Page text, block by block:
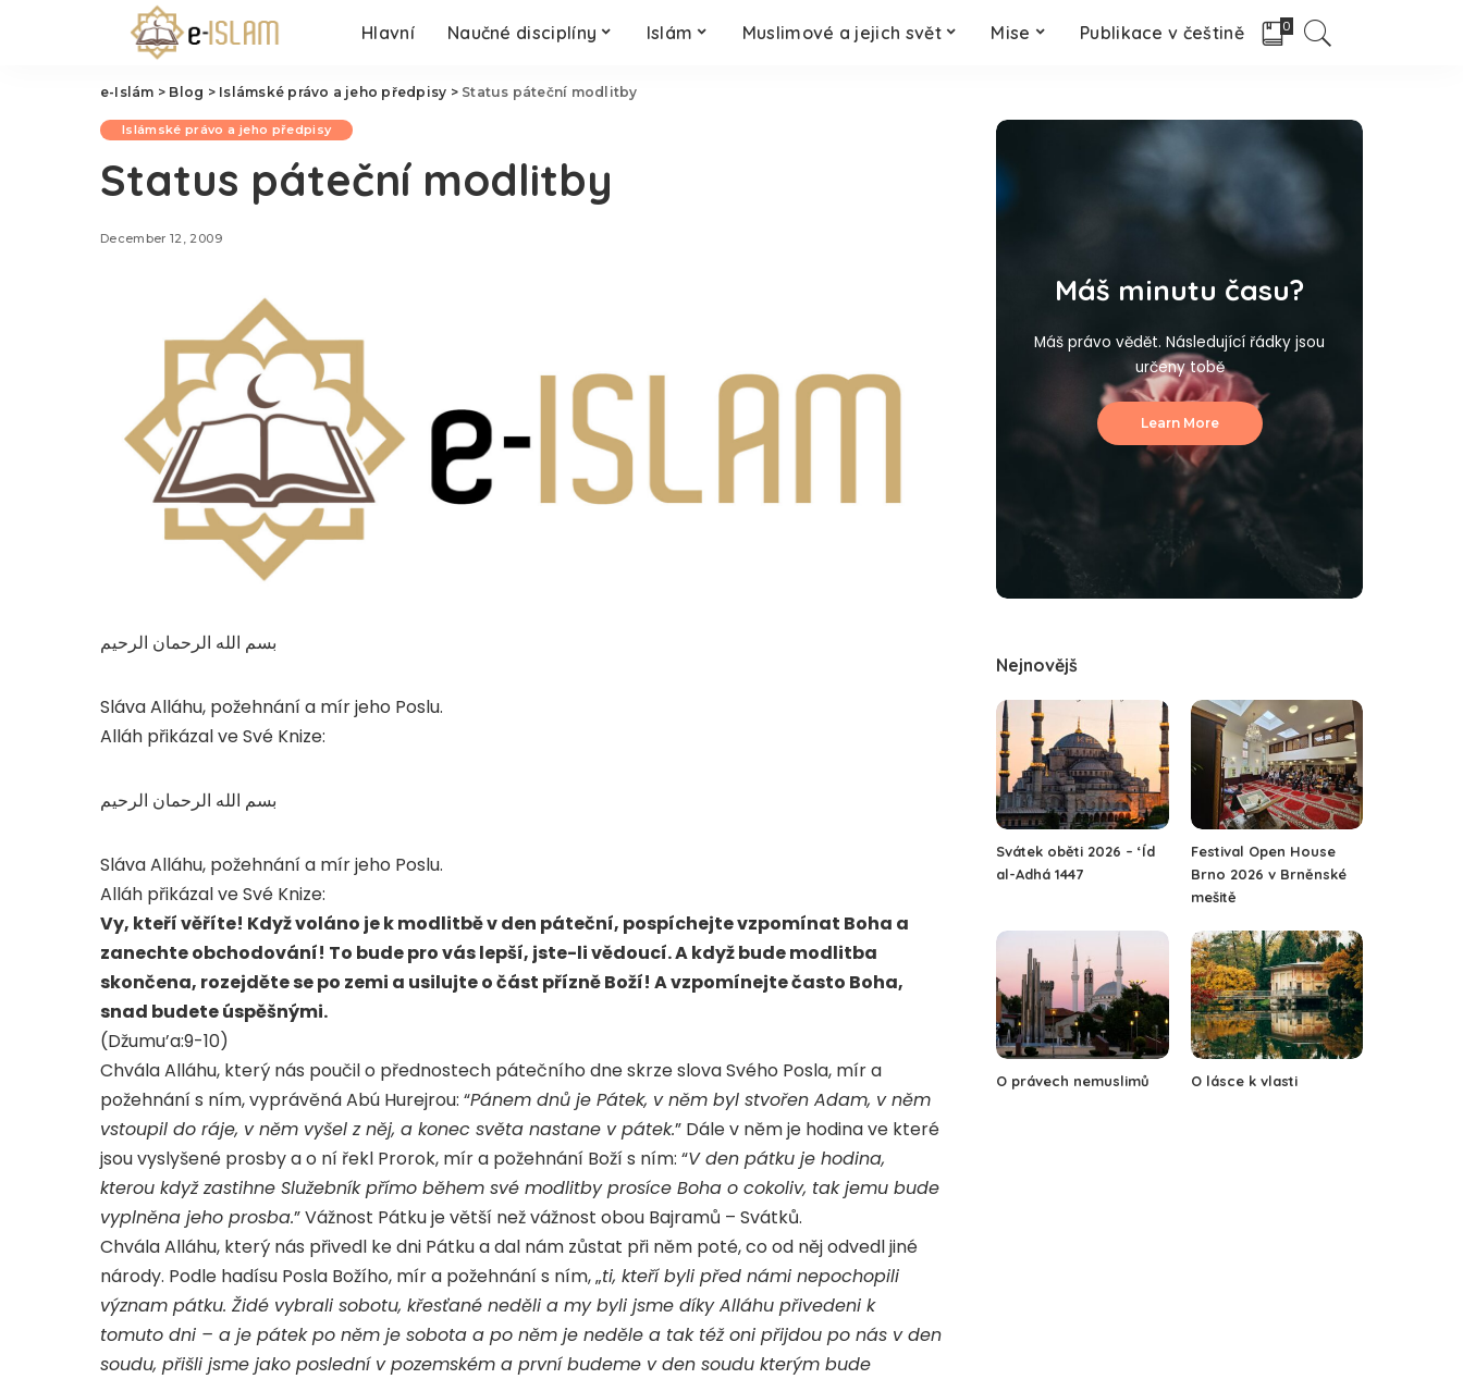
Hlavní Naučné disciplíny Islám Muslimové a jejich svět Mise Publikace v češtině 0
e-Islám > Blog > Islámské právo a jeho předpisy > Status páteční modlitby
Islámské právo a jeho předpisy
Status páteční modlitby
December 12, 2009
بسم الله الرحمان الرحيم
Sláva Alláhu, požehnání a mír jeho Poslu.
Alláh přikázal ve Své Knize:
بسم الله الرحمان الرحيم
Sláva Alláhu, požehnání a mír jeho Poslu.
Alláh přikázal ve Své Knize:
Vy, kteří věříte! Když voláno je k modlitbě v den páteční, pospíchejte vzpomínat Boha a
zanechte obchodování! To bude pro vás lepší, jste-li vědoucí. A když bude modlitba
skončena, rozejděte se po zemi a usilujte o část přízně Boží! A vzpomínejte často Boha,
snad budete úspěšnými.
(Džumu’a:9-10)
Chvála Alláhu, který nás poučil o přednostech pátečního dne skrze slova Svého Posla, mír a
požehnání s ním, vyprávěná Abú Hurejrou: “Pánem dnů je Pátek, v něm byl stvořen Adam, v něm
vstoupil do ráje, v něm vyšel z něj, a konec světa nastane v pátek.” Dále v něm je hodina ve které
jsou vyslyšené prosby a o ní řekl Prorok, mír a požehnání Boží s ním: “V den pátku je hodina,
kterou když zastihne Služebník přímo během své modlitby prosíce Boha o cokoliv, tak jemu bude
vyplněna jeho prosba.” Vážnost Pátku je větší než vážnost obou Bajramů – Svátků.
Chvála Alláhu, který nás přivedl ke dni Pátku a dal nám zůstat při něm poté, co od něj odvedl jiné
národy. Podle hadísu Posla Božího, mír a požehnání s ním, „ti, kteří byli před námi nepochopili
význam pátku. Židé vybrali sobotu, křesťané neděli a my byli jsme díky Alláhu přivedeni k
tomuto dni – a je pátek po něm je sobota a po něm je neděle a tak též oni přijdou po nás v den
soudu, přišli jsme jako poslední v pozemském a první budeme v den soudu kterým bude
Máš minutu času?
Máš právo vědět. Následující řádky jsou
určeny tobě
Learn More
Nejnovějš
Svátek oběti 2026 – ‘Íd
al-Adhá 1447
Festival Open House
Brno 2026 v Brněnské
mešitě
O právech nemuslimů O lásce k vlasti